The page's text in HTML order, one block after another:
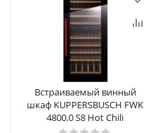
Встраиваемый винный
шкаф KUPPERSBUSCH FWK
4800.0 S8 Hot Chili